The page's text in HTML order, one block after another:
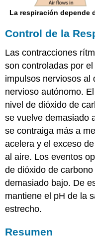
La respiración depende
Control de la
Las contracciones
son controladas por
impulsos nerviosos al
nervioso autónomo.
nivel de dióxido de
se vuelve demasiado
se contraiga más a
acelera y el exceso
al aire. Los eventos
de dióxido de
demasiado bajo. De
mantiene el pH de la
estrecho.
Resumen